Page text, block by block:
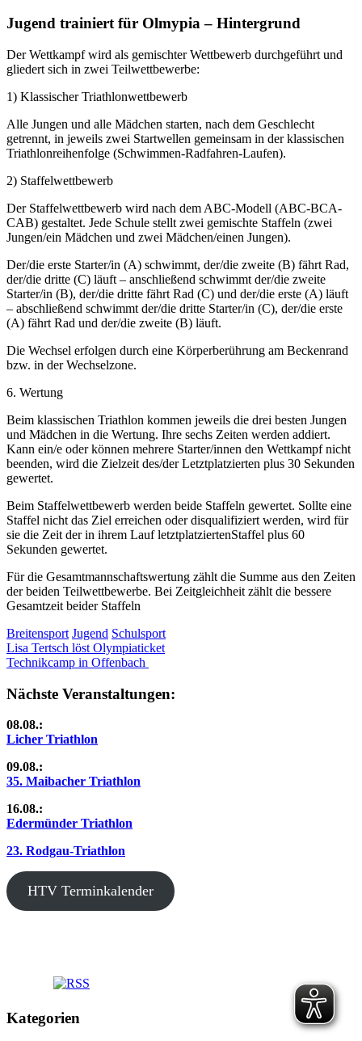
Jugend trainiert für Olmypia – Hintergrund
Der Wettkampf wird als gemischter Wettbewerb durchgeführt und
gliedert sich in zwei Teilwettbewerbe:
1) Klassischer Triathlonwettbewerb
Alle Jungen und alle Mädchen starten, nach dem Geschlecht
getrennt, in jeweils zwei Startwellen gemeinsam in der klassischen
Triathlonreihenfolge (Schwimmen-Radfahren-Laufen).
2) Staffelwettbewerb
Der Staffelwettbewerb wird nach dem ABC-Modell (ABC-BCA-
CAB) gestaltet. Jede Schule stellt zwei gemischte Staffeln (zwei
Jungen/ein Mädchen und zwei Mädchen/einen Jungen).
Der/die erste Starter/in (A) schwimmt, der/die zweite (B) fährt Rad,
der/die dritte (C) läuft – anschließend schwimmt der/die zweite
Starter/in (B), der/die dritte fährt Rad (C) und der/die erste (A) läuft
– abschließend schwimmt der/die dritte Starter/in (C), der/die erste
(A) fährt Rad und der/die zweite (B) läuft.
Die Wechsel erfolgen durch eine Körperberührung am Beckenrand
bzw. in der Wechselzone.
6. Wertung
Beim klassischen Triathlon kommen jeweils die drei besten Jungen
und Mädchen in die Wertung. Ihre sechs Zeiten werden addiert.
Kann ein/e oder können mehrere Starter/innen den Wettkampf nicht
beenden, wird die Zielzeit des/der Letztplatzierten plus 30 Sekunden
gewertet.
Beim Staffelwettbewerb werden beide Staffeln gewertet. Sollte eine
Staffel nicht das Ziel erreichen oder disqualifiziert werden, wird für
sie die Zeit der in ihrem Lauf letztplatziertenStaffel plus 60
Sekunden gewertet.
Für die Gesamtmannschaftswertung zählt die Summe aus den Zeiten
der beiden Teilwettbewerbe. Bei Zeitgleichheit zählt die bessere
Gesamtzeit beider Staffeln
Breitensport Jugend Schulsport
Beitragsnavigation
Vorheriger
Beitrag:
Lisa Tertsch löst Olympiaticket
Nächster
Technikcamp in Offenbach
Nächste Veranstaltungen:
08.08.:
Licher Triathlon
09.08.:
35. Maibacher Triathlon
16.08.:
Edermünder Triathlon
23. Rodgau-Triathlon
HTV Terminkalender
Kategorien